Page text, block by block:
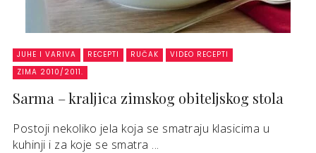
JUHE I VARIVA RECEPTI RUČAK
VIDEO RECEPTI
ZIMA 2010/2011.
Sarma – kraljica zimskog obiteljskog stola
Postoji nekoliko jela koja se smatraju klasicima u
kuhinji i za koje se smatra ...